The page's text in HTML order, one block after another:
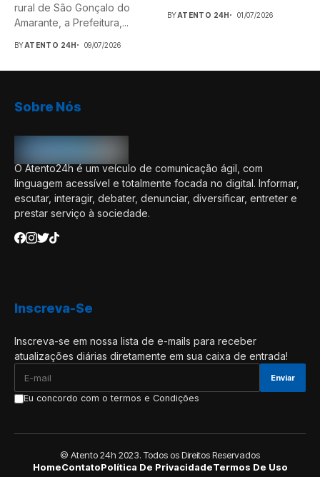
rural de São Gonçalo do
Amarante, a Prefeitura,...
BYATENTO 24H 09/07/2026
BYATENTO 24H 01/07/2026
Sobre Nós
O Atento24h é um veículo de comunicação ágil, com
linguagem acessível e totalmente focada no digital. Informar,
escutar, interagir, debater, denunciar, diversificar, entreter e
prestar serviço à sociedade.
Inscreva-Se
Inscreva-se em nossa lista de e-mails para receber
atualizações diárias diretamente em sua caixa de entrada!
Eu concordo com o termos e Condições
© Atento 24h 2023. Todos os Direitos Reservados
HomeContatoPolítica De PrivacidadeTermos De Uso